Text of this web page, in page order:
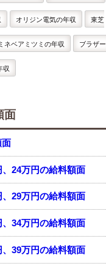
オリジン電気の年収 東芝
ミネベアミツミの年収 ブラザー
収
面
面
24万円の給料額面
29万円の給料額面
34万円の給料額面
39万円の給料額面